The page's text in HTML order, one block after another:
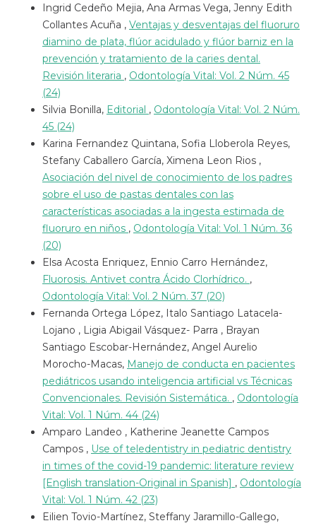
Ingrid Cedeño Mejia, Ana Armas Vega, Jenny Edith
Collantes Acuña , Ventajas y desventajas del fluoruro
diamino de plata, flúor acidulado y flúor barniz en la
prevención y tratamiento de la caries dental.
Revisión literaria , Odontología Vital: Vol. 2 Núm. 45
(24)
Silvia Bonilla, Editorial , Odontología Vital: Vol. 2 Núm.
45 (24)
Karina Fernandez Quintana, Sofia Lloberola Reyes,
Stefany Caballero García, Ximena Leon Rios ,
Asociación del nivel de conocimiento de los padres
sobre el uso de pastas dentales con las
características asociadas a la ingesta estimada de
fluoruro en niños , Odontología Vital: Vol. 1 Núm. 36
(20)
Elsa Acosta Enriquez, Ennio Carro Hernández,
Fluorosis. Antivet contra Ácido Clorhídrico. ,
Odontología Vital: Vol. 2 Núm. 37 (20)
Fernanda Ortega López, Italo Santiago Latacela-
Lojano , Ligia Abigail Vásquez- Parra , Brayan
Santiago Escobar-Hernández, Angel Aurelio
Morocho-Macas, Manejo de conducta en pacientes
pediátricos usando inteligencia artificial vs Técnicas
Convencionales. Revisión Sistemática. , Odontología
Vital: Vol. 1 Núm. 44 (24)
Amparo Landeo , Katherine Jeanette Campos
Campos , Use of teledentistry in pediatric dentistry
in times of the covid-19 pandemic: literature review
[English translation-Original in Spanish] , Odontología
Vital: Vol. 1 Núm. 42 (23)
Eilien Tovio-Martínez, Steffany Jaramillo-Gallego,